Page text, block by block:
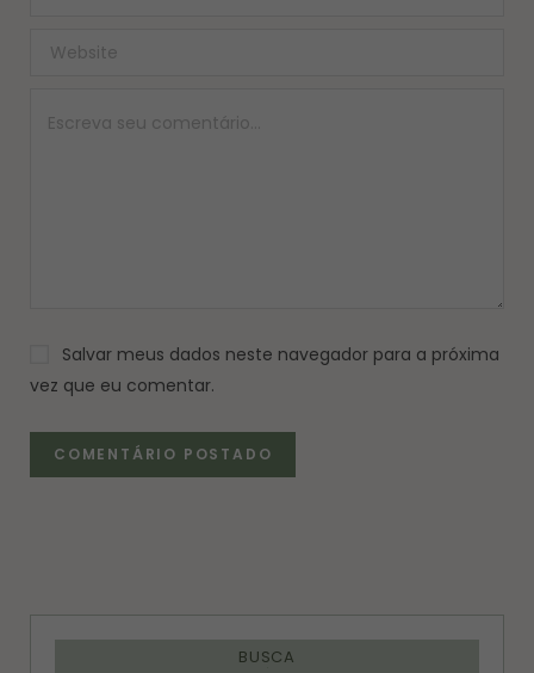
Salvar meus dados neste navegador para a próxima
vez que eu comentar.
BUSCA